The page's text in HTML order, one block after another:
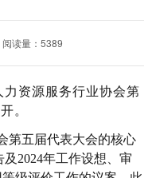
阅读量：5389
力资源服务行业协会第
。
第五届代表大会的核心
2024年工作设想
审